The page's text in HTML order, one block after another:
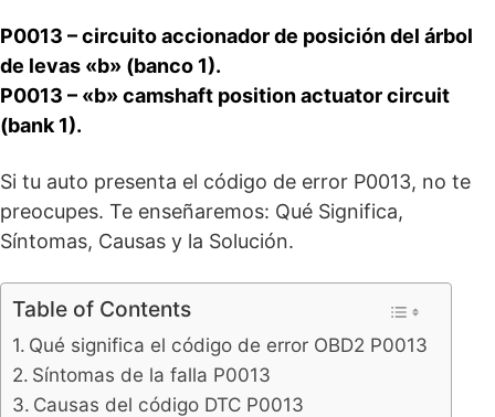
P0013 – circuito accionador de posición del árbol
de levas «b» (banco 1).
P0013 – «b» camshaft position actuator circuit
(bank 1).
Si tu auto presenta el código de error P0013, no te
preocupes. Te enseñaremos: Qué Significa,
Síntomas, Causas y la Solución.
Table of Contents
Qué significa el código de error OBD2 P0013
Síntomas de la falla P0013
Causas del código DTC P0013